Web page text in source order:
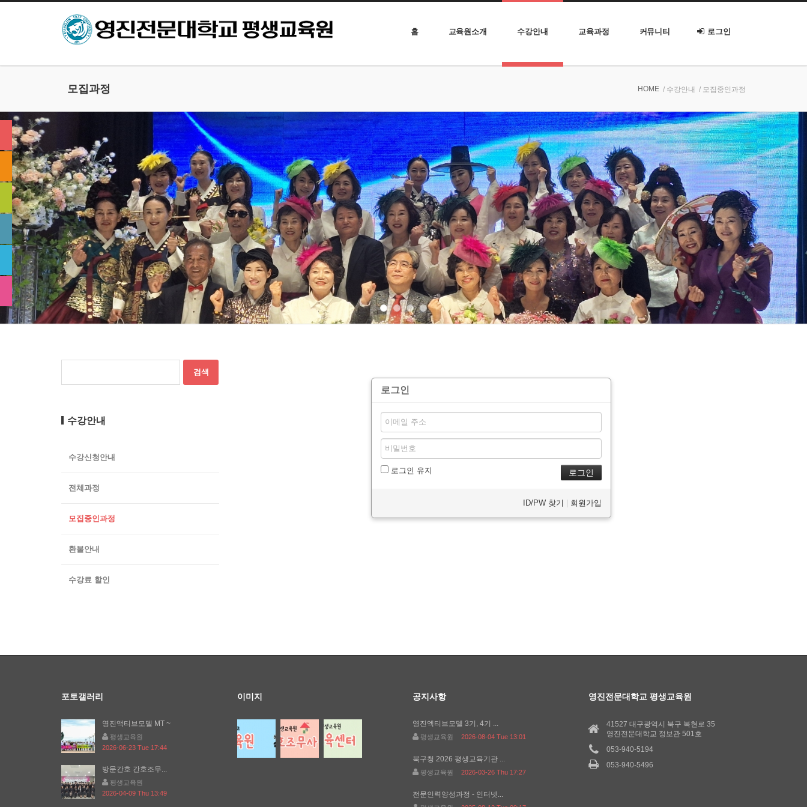
홈 교육원소개 수강안내 교육과정 커뮤니티 로그인
모집과정 HOME / 수강안내 / 모집중인과정
로그인
로그인 유지
ID/PW 찾기 회원가입
수강안내
수강신청안내
전체과정
모집중인과정
환불안내
수강료 할인
포토갤러리
영진액티브모델 MT ~
평생교육원
2026-06-23 Tue 17:44
방문간호 간호조무...
평생교육원
2026-04-09 Thu 13:49
이미지 공지사항
영진엑티브모델 3기, 4기 ...
평생교육원 2026-08-04 Tue 13:01
북구청 2026 평생교육기관 ...
평생교육원 2026-03-26 Thu 17:27
전문인력양성과정 - 인터넷...
영진전문대학교 평생교육원
41527 대구광역시 북구 복현로 35
영진전문대학교 정보관 501호
053-940-5194
053-940-5496